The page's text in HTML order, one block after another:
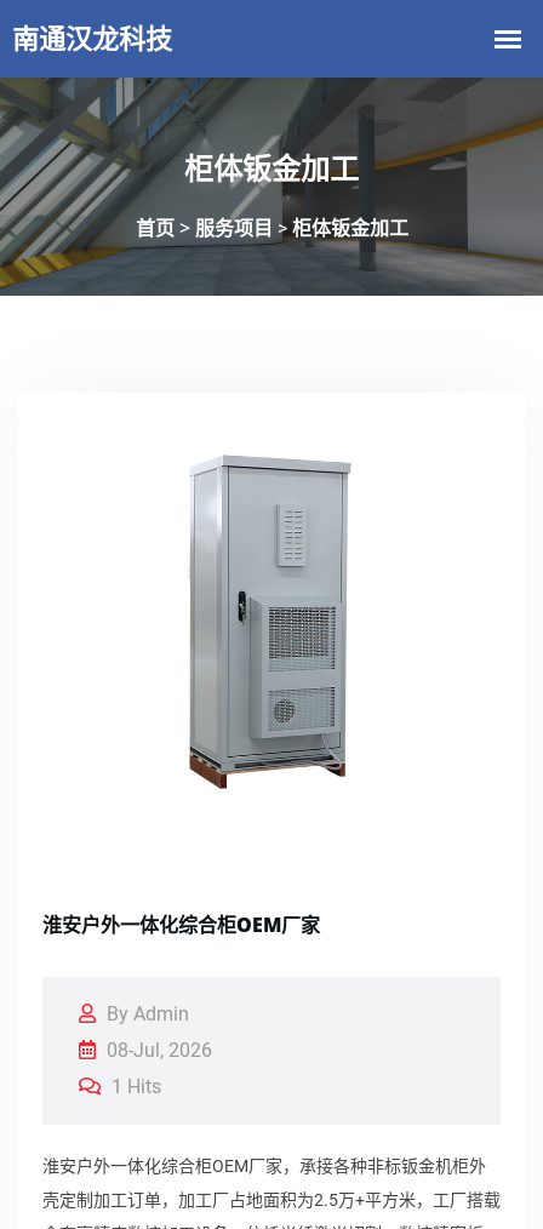
柜体钣金加工
首页 > 服务项目 > 柜体钣金加工
淮安户外一体化综合柜OEM厂家
By Admin
08-Jul, 2026
1 Hits
淮安户外一体化综合柜OEM厂家，承接各种非标钣金机柜外
壳定制加工订单，加工厂占地面积为2.5万+平方米，工厂搭载